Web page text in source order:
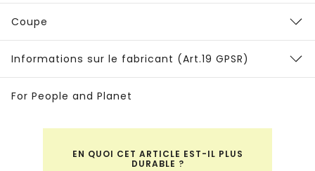
Coupe
Informations sur le fabricant (Art.19 GPSR)
For People and Planet
EN QUOI CET ARTICLE EST-IL PLUS
DURABLE ?